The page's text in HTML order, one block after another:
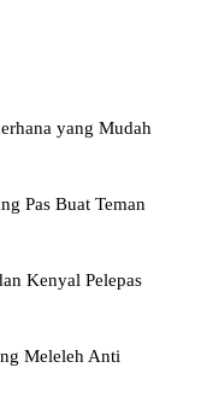
yang Mudah
Pas Buat Teman
Kenyal Pelepas
Meleleh Anti